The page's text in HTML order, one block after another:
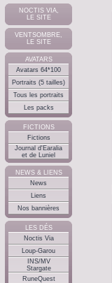
NOCTIS VIA,
LE SITE
VENTSOMBRE,
LE SITE
AVATARS
Avatars 64*100
Portraits (5 tailles)
Tous les portraits
Les packs
FICTIONS
Fictions
Journal d'Earalia
et de Luniel
NEWS & LIENS
News
Liens
Nos bannières
LES DÉS
Noctis Via
Loup-Garou
INS/MV
Stargate
RuneQuest